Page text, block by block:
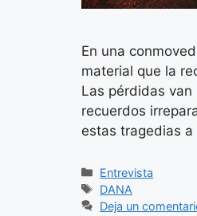
En una
material que la
Las pérdidas
recuerdos
estas tragedias
Categorías
Entrevista
Etiquetas
DANA
Deja un